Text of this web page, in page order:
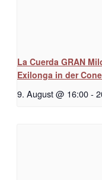
La Cuerda GRAN
Exilonga in der
9. August @ 16:00-